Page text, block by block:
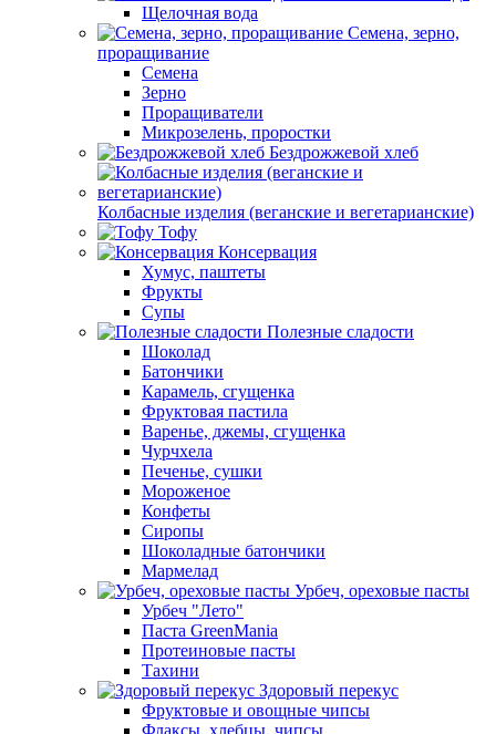
Щелочная вода
Семена, зерно,
проращивание
Семена
Зерно
Проращиватели
Микрозелень, проростки
Бездрожжевой хлеб
Колбасные изделия (веганские и вегетарианские)
Тофу
Консервация
Хумус, паштеты
Фрукты
Супы
Полезные сладости
Шоколад
Батончики
Карамель, сгущенка
Фруктовая пастила
Варенье, джемы, сгущенка
Чурчхела
Печенье, сушки
Мороженое
Конфеты
Сиропы
Шоколадные батончики
Мармелад
Урбеч, ореховые пасты
Урбеч "Лето"
Паста GreenMania
Протеиновые пасты
Тахини
Здоровый перекус
Фруктовые и овощные чипсы
Флаксы, хлебцы, чипсы